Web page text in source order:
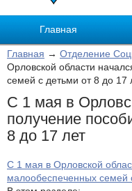
Главная
Главная → Отделение
Орловской области
семей с детьми от 8 до 17
С 1 мая в
получение
8 до 17 лет
С 1 мая в Орловской
малообеспеченных семей